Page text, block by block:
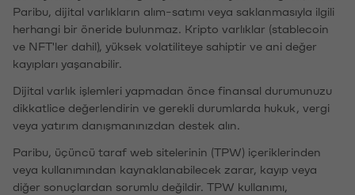
Paribu, dijital varlıkların alım-satımı veya saklanmasıyla ilgili
herhangi bir öneride bulunmaz. Kripto varlıklar (stablecoin
ve NFT'ler dahil), yüksek volatiliteye sahiptir ve ani değer
kayıpları yaşanabilir.
Dijital varlık işlemleri yapmadan önce finansal durumunuzu
dikkatlice değerlendirin ve gerekli durumlarda hukuk, vergi
veya yatırım danışmanınızdan destek alın.
Paribu, üçüncü taraf web sitelerinin (TPW) içeriklerinden
veya kullanımından kaynaklanabilecek zarar, kayıp veya
diğer sonuçlardan sorumlu değildir. TPW kullanımı,